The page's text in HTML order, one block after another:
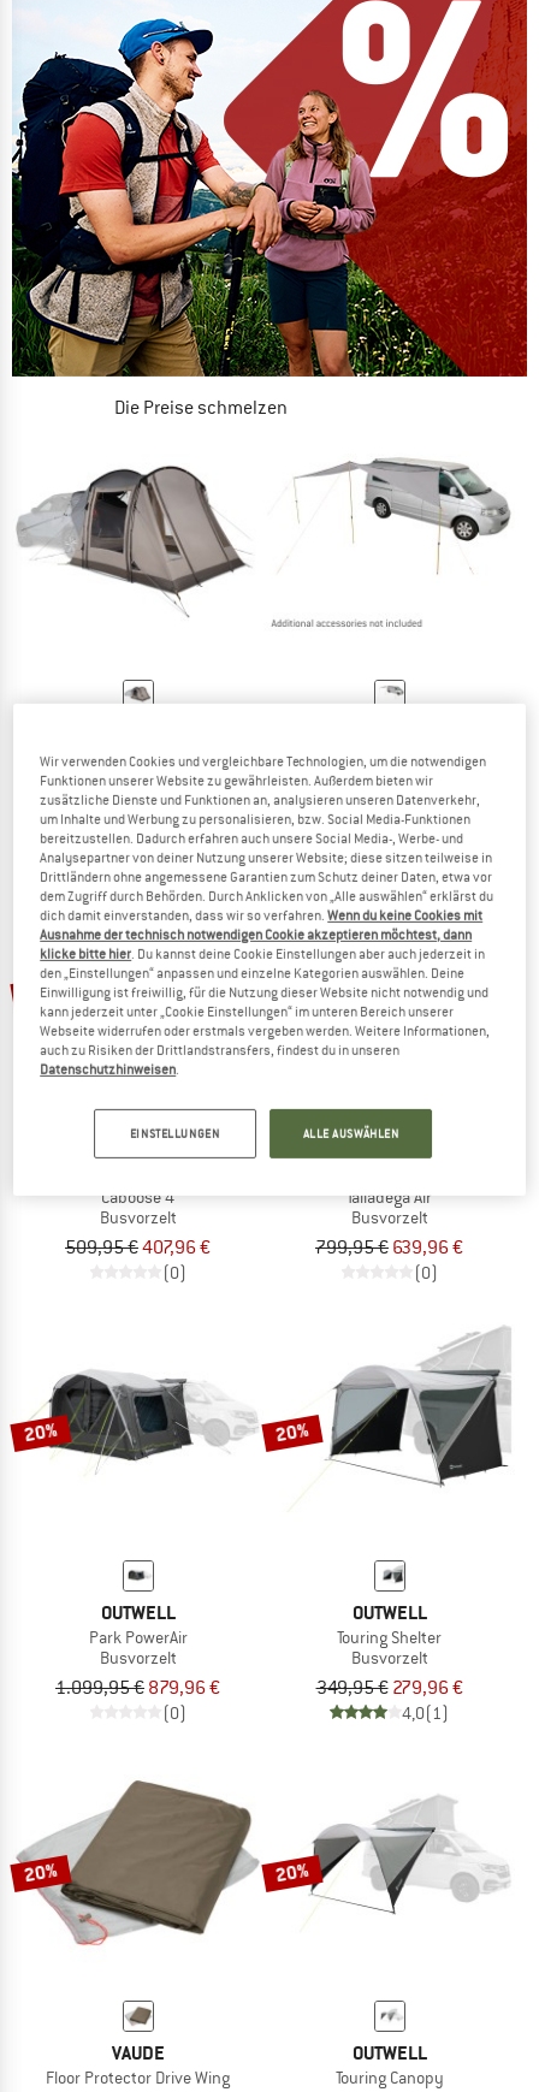
Die Preise schmelzen
ZUM SOMMER SALE
Tailnest
Busvorzelt
298,95 €
(0)
Lom Tri-Vordach
Busvorzelt
159,95 €
5,0(1)
20%
Caboose 4
Busvorzelt
509,95 €407,96 €
(0)
20%
Talladega Air
Busvorzelt
799,95 € 639,96 €
(0)
20%
OUTWELL
Park PowerAir
Busvorzelt
1.099,95 € 879,96 €
(0)
20%
OUTWELL
Touring Shelter
Busvorzelt
349,95 € 279,96 €
4,0(1)
20%
VAUDE
Floor Protector Drive Wing
20%
OUTWELL
Touring Canopy
Wir verwenden Cookies und vergleichbare Technologien, um die notwendigen
Funktionen unserer Website zu gewährleisten. Außerdem bieten wir
zusätzliche Dienste und Funktionen an, analysieren unseren Datenverkehr,
um Inhalte und Werbung zu personalisieren, bzw. Social Media-Funktionen
bereitzustellen. Dadurch erfahren auch unsere Social Media-, Werbe- und
Analysepartner von deiner Nutzung unserer Website; diese sitzen teilweise in
Drittländern ohne angemessene Garantien zum Schutz deiner Daten, etwa vor
dem Zugriff durch Behörden. Durch Anklicken von „Alle auswählen“ erklärst du
dich damit einverstanden, dass wir so verfahren.Wenn du keine Cookies mit
Ausnahme der technisch notwendigen Cookie akzeptieren möchtest, dann
klicke bitte hier. Du kannst deine Cookie Einstellungen aber auch jederzeit in
den „Einstellungen“ anpassen und einzelne Kategorien auswählen. Deine
Einwilligung ist freiwillig, für die Nutzung dieser Website nicht notwendig und
kann jederzeit unter „Cookie Einstellungen“ im unteren Bereich unserer
Webseite widerrufen oder erstmals vergeben werden. Weitere Informationen,
auch zu Risiken der Drittlandstransfers, findest du in unseren
Datenschutzhinweisen.
EINSTELLUNGEN ALLE AUSWÄHLEN